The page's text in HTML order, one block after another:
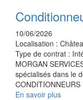
10/06/2026
Localisation :
Type de contrat :
MORGAN
spécialisés dans le
En savoir plus